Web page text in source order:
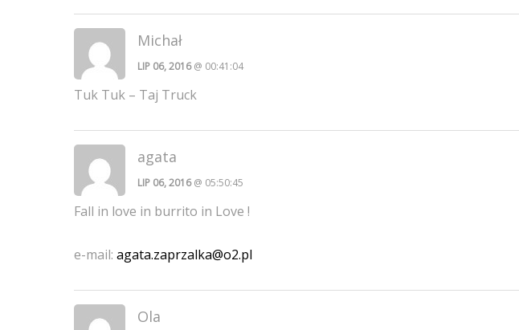
Michał
LIP 06, 2016@ 00:41:04
Tuk Tuk – Taj Truck
agata
LIP 06, 2016@ 05:50:45
Fall in love in burrito in Love !
e-mail: agata.zaprzalka@o2.pl
Ola